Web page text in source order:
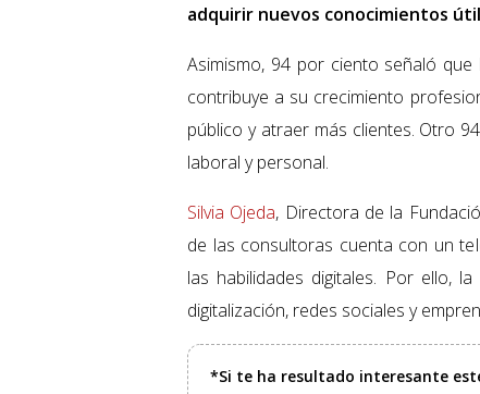
adquirir nuevos conocimientos
Asimismo, 94 por ciento señaló
contribuye a su crecimiento
público y atraer más clientes. Otro
laboral y personal.
Silvia Ojeda, Directora de la
de las consultoras cuenta con un
las habilidades digitales. Por ello,
digitalización, redes sociales y
*Si te ha resultado interesante